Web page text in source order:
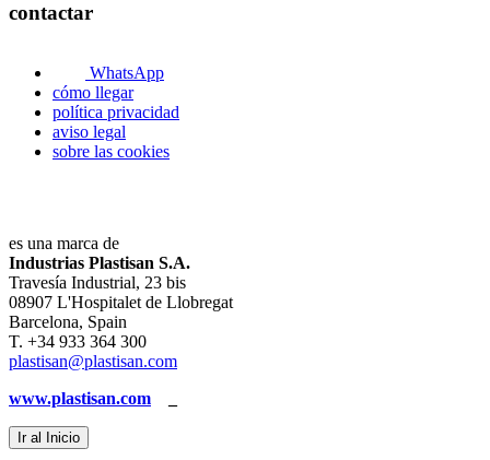
contactar
WhatsApp
cómo llegar
política privacidad
aviso legal
sobre las cookies
es una marca de
Industrias Plastisan S.A.
Travesía Industrial, 23 bis
08907 L'Hospitalet de Llobregat
Barcelona, Spain
T. +34 933 364 300
plastisan@plastisan.com
www.plastisan.com
Ir al Inicio